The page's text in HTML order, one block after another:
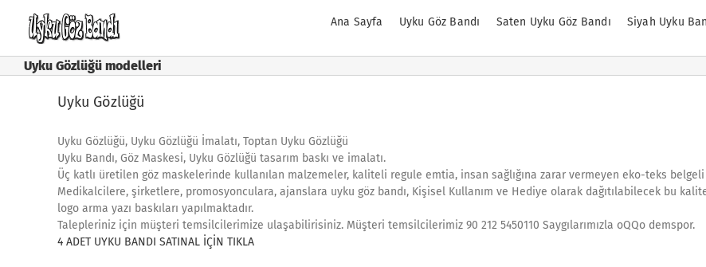
content
Ana Sayfa Uyku Göz Bandı Saten Uyku Göz Bandı Siyah Uyku
Uyku Gözlüğü modelleri
Uyku Gözlüğü
Uyku Gözlüğü, Uyku Gözlüğü İmalatı, Toptan Uyku Gözlüğü
Uyku Bandı, Göz Maskesi, Uyku Gözlüğü tasarım baskı ve imalatı.
Üç katlı üretilen göz maskelerinde kullanılan malzemeler, kaliteli regule emtia, insan sağlığına zarar vermeyen eko-teks belgeli
Medikalcilere, şirketlere, promosyonculara, ajanslara uyku göz bandı, Kişisel Kullanım ve Hediye olarak dağıtılabilecek bu
logo arma yazı baskıları yapılmaktadır.
Talepleriniz için müşteri temsilcilerimize ulaşabilirisiniz. Müşteri temsilcilerimiz 90 212 5450110 Saygılarımızla oQQo demspor.
4 ADET UYKU BANDI SATINAL İÇİN TIKLA